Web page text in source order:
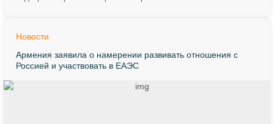
Новости
Армения заявила о намерении развивать отношения с
Россией и участвовать в ЕАЭС